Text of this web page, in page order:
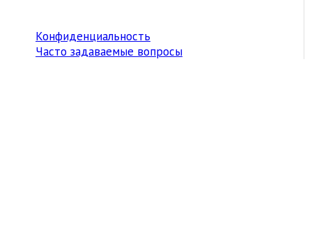
Конфиденциальность
Часто задаваемые вопросы